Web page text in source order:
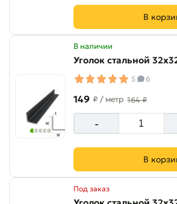
В
В наличии
Уголок стальной
5 6
149 ₽ / метр 164 ₽
-
В
Под заказ